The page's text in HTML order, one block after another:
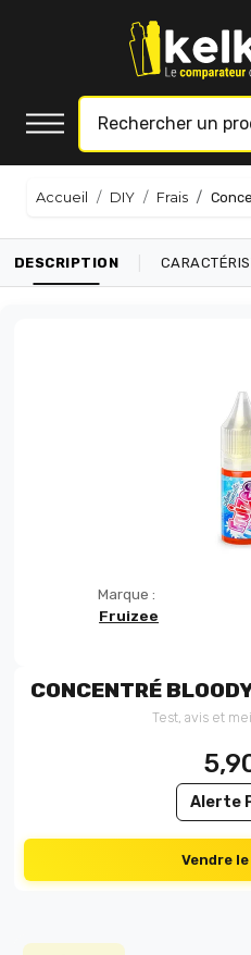
Accueil DIY Frais
DESCRIPTION
Marque :
Fruizee
CONCENTRÉ
Test, avis et
Alerte
Vendre